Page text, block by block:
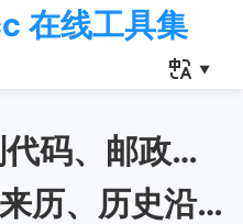
在线工具集
奉节县 行政区划代码、邮政编码、区号查询
历、历史沿革